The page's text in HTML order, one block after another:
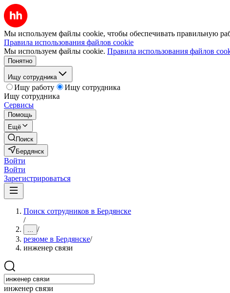
Мы используем файлы cookie, чтобы обеспечивать правильную
Правила использования файлов cookie
Мы используем файлы cookie. Правила использования файлов
Понятно
Ищу сотрудника
Ищу работу
Ищу сотрудника
Ищу сотрудника
Сервисы
Помощь
Ещё
Поиск
Бердянск
Войти
Войти
Зарегистрироваться
Поиск сотрудников в Бердянске
/
... /
резюме в Бердянске/
инженер связи
инженер связи